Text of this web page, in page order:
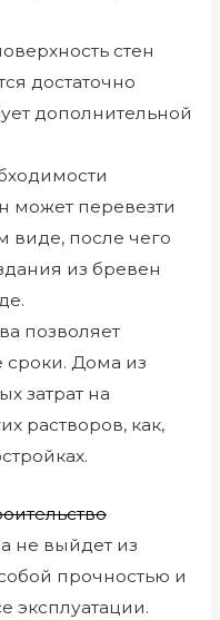
стен
достаточно
дополнительной
может перевезти
виде, после чего
из бревен
позволяет
сроки. Дома из
затрат на
растворов, как,
не выйдет из
прочностью и
эксплуатации.